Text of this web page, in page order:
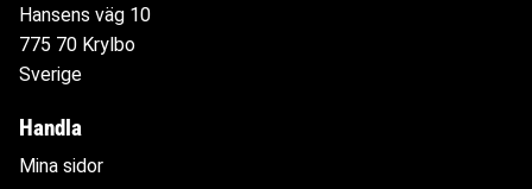
Hansens väg 10
775 70 Krylbo
Sverige
Handla
Mina sidor